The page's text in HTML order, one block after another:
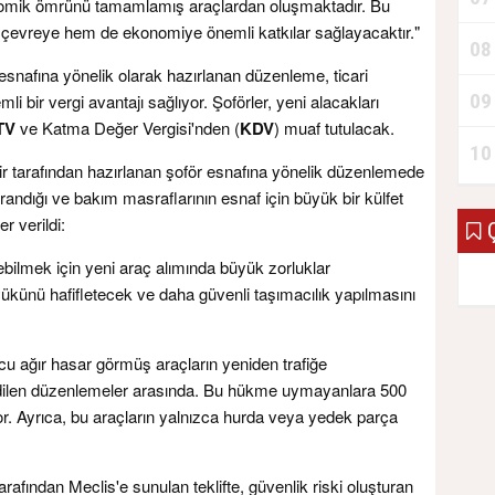
ömrünü tamamlamış araçlardan oluşmaktadır. Bu
hem de ekonomiye önemli katkılar sağlayacaktır."
yönelik olarak hazırlanan düzenleme, ticari
bir vergi avantajı sağlıyor. Şoförler, yeni alacakları
ve Katma Değer Vergisi'nden (KDV) muaf tutulacak.
hazırlanan şoför esnafına yönelik düzenlemede
ve bakım masraflarının esnaf için büyük bir külfet
verildi:
için yeni araç alımında büyük zorluklar
hafifletecek ve daha güvenli taşımacılık yapılmasını
ağır hasar görmüş araçların yeniden trafiğe
düzenlemeler arasında. Bu hükme uymayanlara 500
Ayrıca, bu araçların yalnızca hurda veya yedek parça
Meclis'e sunulan teklifte, güvenlik riski oluşturan
08
09
10